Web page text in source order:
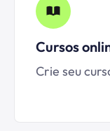
Cursos
Crie seu